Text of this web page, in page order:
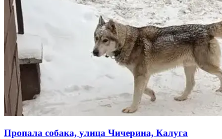
Пропала собака, улица Чичерина, Калуга